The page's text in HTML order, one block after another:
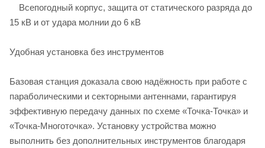
Всепогодный корпус, защита от статического разряда до
15 кВ и от удара молнии до 6 кВ
Удобная установка без инструментов
Базовая станция доказала свою надёжность при работе с
параболическими и секторными антеннами, гарантируя
эффективную передачу данных по схеме «Точка-Точка» и
«Точка-Многоточка». Установку устройства можно
выполнить без дополнительных инструментов благодаря